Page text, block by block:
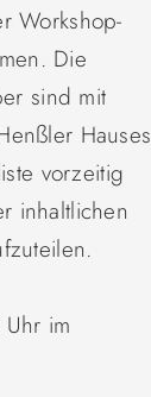
Workshop-
Die
sind mit
Hauses
vorzeitig
inhaltlichen
im